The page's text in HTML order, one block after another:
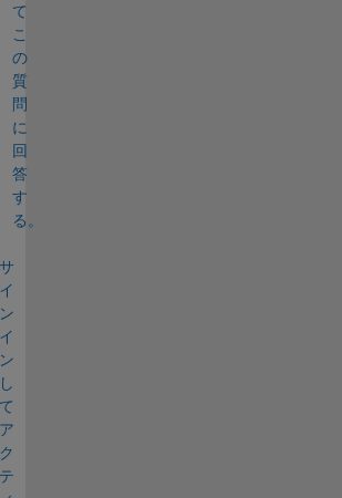
て
こ
の
質
問
に
回
答
す
る。